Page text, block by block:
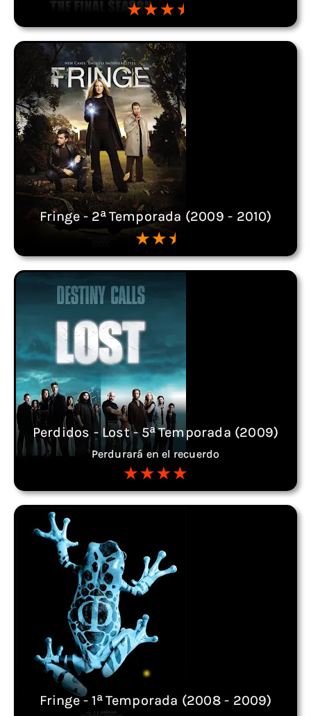
Fringe - 2ª Temporada (2009 - 2010)
Perdidos - Lost - 5ª Temporada (2009)
Perdurará en el recuerdo
Fringe - 1ª Temporada (2008 - 2009)